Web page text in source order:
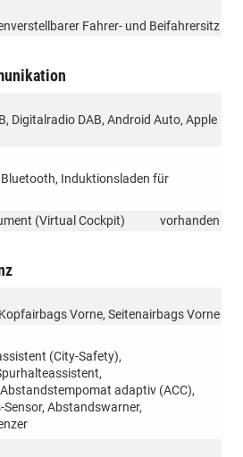
Fahrer- und Beifahrersitz
Digitalradio DAB, Android Auto, Apple
Induktionsladen für
(Virtual Cockpit)
vorhanden
Vorne, Seitenairbags Vorne
(City-Safety),
adaptiv (ACC),
Abstandswarner,